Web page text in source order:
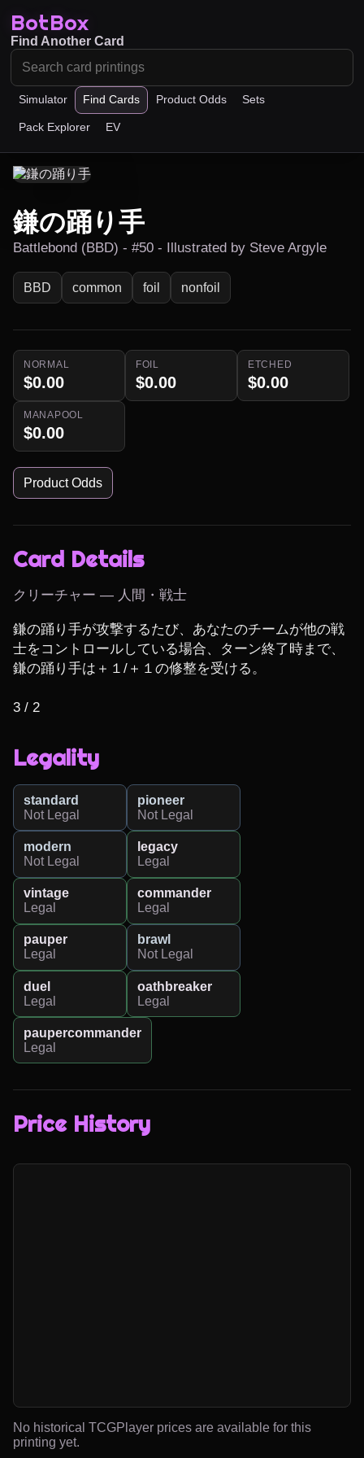
BotBox
Simulator Find Cards Product Odds Sets
Pack Explorer EV
Find Another Card
鎌の踊り手
Battlebond (BBD) - #50 - Illustrated by Steve Argyle
BBD common foil nonfoil
NORMAL
$0.00
FOIL
$0.00
ETCHED
$0.00
MANAPOOL
$0.00
Product Odds
Card Details
クリーチャー — 人間・戦士
鎌の踊り手が攻撃するたび、あなたのチームが他の戦
士をコントロールしている場合、ターン終了時まで、
鎌の踊り手は＋１/＋１の修整を受ける。
3 / 2
Legality
standard
Not Legal
pioneer
Not Legal
modern
Not Legal
legacy
Legal
vintage
Legal
commander
Legal
pauper
Legal
brawl
Not Legal
duel
Legal
oathbreaker
Legal
paupercommander
Legal
Price History
No historical TCGPlayer prices are available for this
printing yet.